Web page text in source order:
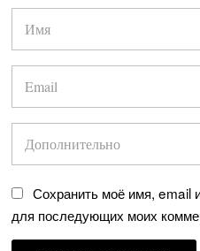
Сохранить моё имя, email
для последующих моих